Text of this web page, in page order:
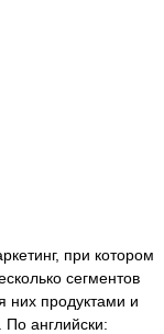
при котором
сегментов
них продуктами и
По английски: